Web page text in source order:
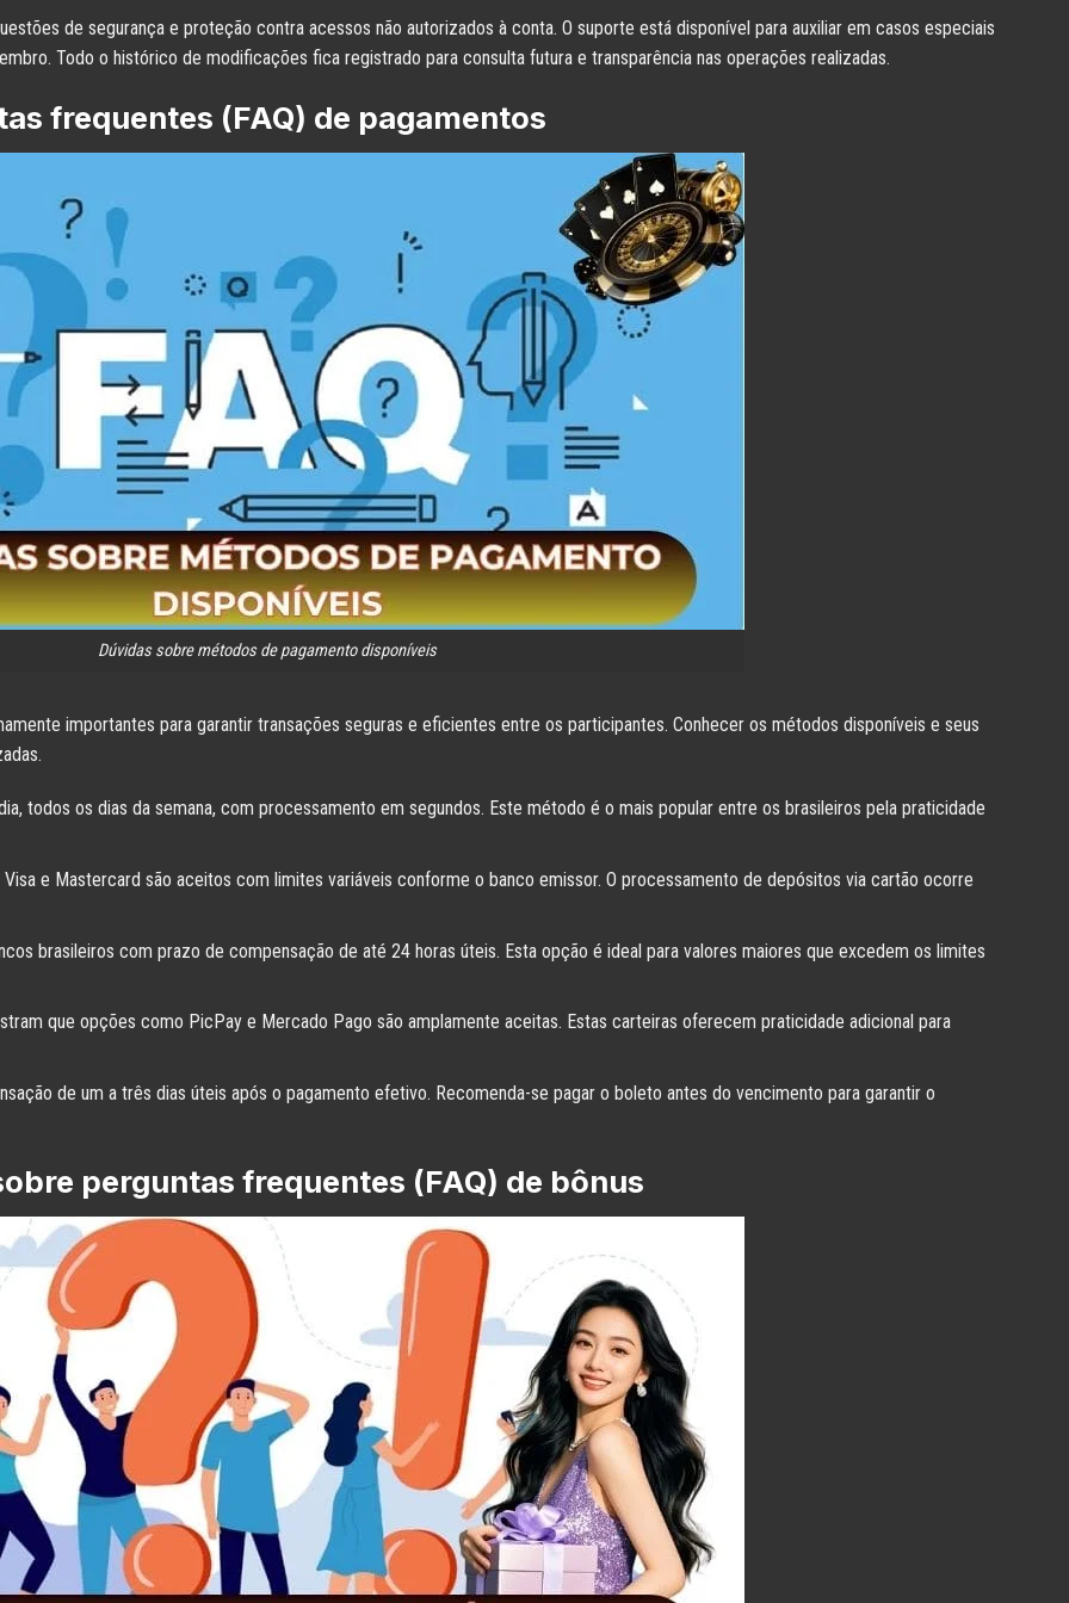
de segurança e proteção contra acessos não autorizados à conta. O suporte está disponível para auxiliar em casos especiais
Todo o histórico de modificações fica registrado para consulta futura e transparência nas operações realizadas.
frequentes (FAQ) de pagamentos
Dúvidas sobre métodos de pagamento disponíveis
importantes para garantir transações seguras e eficientes entre os participantes. Conhecer os métodos disponíveis e seus
todos os dias da semana, com processamento em segundos. Este método é o mais popular entre os brasileiros pela praticidade
e Mastercard são aceitos com limites variáveis conforme o banco emissor. O processamento de depósitos via cartão ocorre
brasileiros com prazo de compensação de até 24 horas úteis. Esta opção é ideal para valores maiores que excedem os limites
que opções como PicPay e Mercado Pago são amplamente aceitas. Estas carteiras oferecem praticidade adicional para
de um a três dias úteis após o pagamento efetivo. Recomenda-se pagar o boleto antes do vencimento para garantir o
perguntas frequentes (FAQ) de bônus